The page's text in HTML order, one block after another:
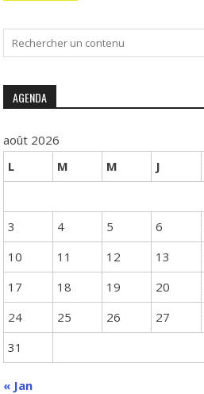
AGENDA
août 2026
L
M M J
3
4 5 6
10
11 12 13
17
18 19 20
24
25 26 27
31
« Jan